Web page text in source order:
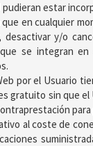
estar
en cualquier
desactivar y/o
se integran
por el Usuario
gratuito sin que el
al coste de